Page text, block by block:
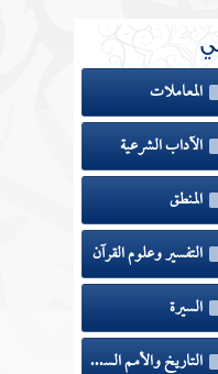
المعاملات
الآداب الشرعية
المنطق
التفسير وعلوم القرآن
السيرة
التاريخ والأمم السابقة